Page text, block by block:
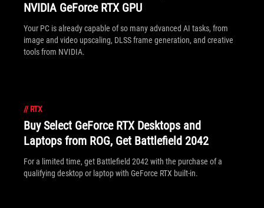
NVIDIA GeForce RTX GPU
Your PC is already capable of so many advanced AI tasks, from
image and video upscaling, DLSS frame generation, and creative
tools from NVIDIA.
// RTX
Buy Select GeForce RTX Desktops and
Laptops from ROG, Get Battlefield 2042
For a limited time, get Battlefield 2042 with the purchase of a
qualifying desktop or laptop with GeForce RTX built-in.